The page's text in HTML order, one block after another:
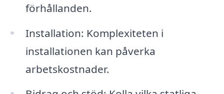
förhållanden.
Installation: Komplexiteten i
installationen kan påverka
arbetskostnader.